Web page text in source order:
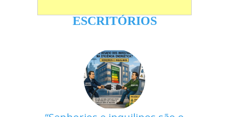
ESCRITÓRIOS